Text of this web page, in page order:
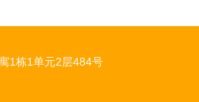
1栋1单元2层484号